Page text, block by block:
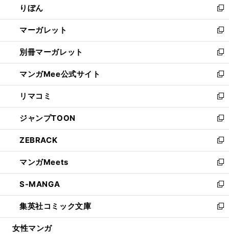
く
で
開
く
ド
ウ
で
開
く
ィ
ン
ド
ウ
で
開
く
りぼん
新
し
い
ウ
ィ
ン
ド
ウ
で
開
く
マーガレット
新
し
い
ウ
ィ
ン
ド
ウ
で
開
く
別冊マーガレット
新
し
い
ウ
ィ
ン
ド
ウ
で
開
く
マンガMee公式サイト
新
し
い
ウ
ィ
ン
ド
ウ
で
開
く
リマコミ
新
し
い
ウ
ィ
ン
ド
ウ
で
開
く
ジャンプTOON
新
し
い
ウ
ィ
ン
ド
ウ
で
開
ZEBRACK
新
し
い
ウ
ィ
ン
ド
ウ
マンガMeets
新
し
い
ウ
ィ
ン
S-MANGA
新
し
い
ウ
集英社コミック文庫
新
し
女性マンガ